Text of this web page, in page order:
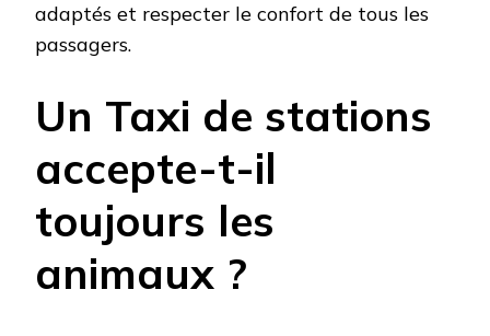
adaptés et respecter le confort de tous les
passagers.
Un Taxi de stations
accepte-t-il
toujours les
animaux ?